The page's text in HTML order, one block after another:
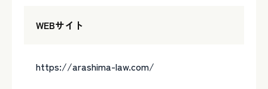
WEBサイト
https://arashima-law.com/